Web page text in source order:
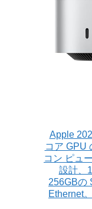
Apple
コア GPU
コン ピュ
設計、
256GBの
Ethernet